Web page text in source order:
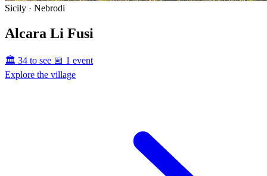
Sicily · Nebrodi
Alcara Li Fusi
🏛️ 34 to see 📅 1 event
Explore the village